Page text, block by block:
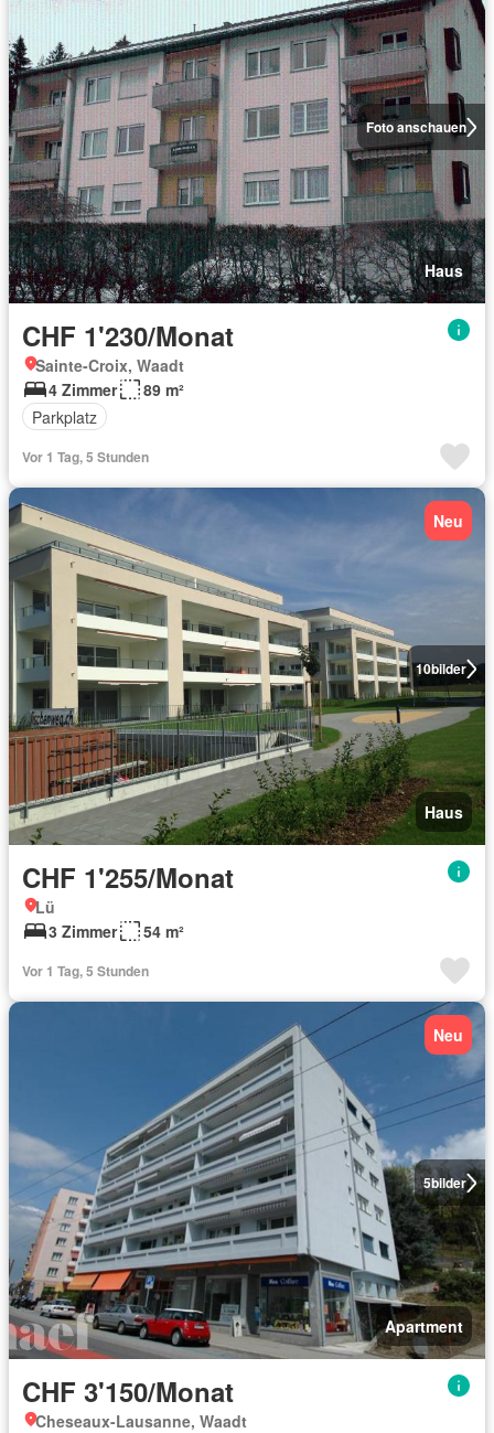
Foto anschauen
Haus
CHF 1'230/Monat
Sainte-Croix, Waadt
4 Zimmer
89 m²
Parkplatz
Vor 1 Tag, 5 Stunden
10bilder
Neu
Haus
CHF 1'255/Monat
Lü
3 Zimmer
54 m²
Vor 1 Tag, 5 Stunden
5bilder
Neu
Apartment
CHF 3'150/Monat
Cheseaux-Lausanne, Waadt